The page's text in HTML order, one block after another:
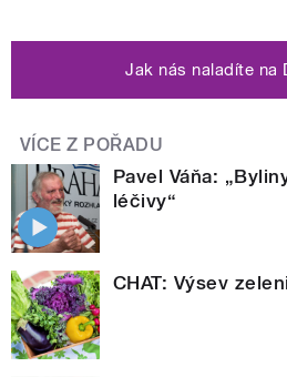
Jak nás naladíte na
VÍCE Z POŘADU
Pavel Váňa:
léčivy“
CHAT: Výsev